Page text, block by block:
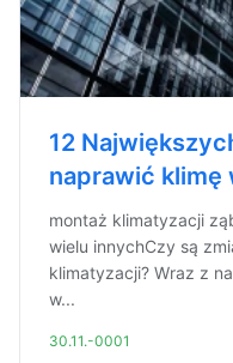
12
naprawić klimę
montaż klimatyzacji
wielu innychCzy są
klimatyzacji? Wraz z
w...
30.11.-0001